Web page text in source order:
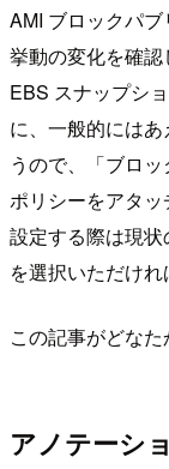
AMI ブロックパ
挙動の変化を確認
EBS スナップシ
に、一般的には
うので、「ブロ
ポリシーをアタッ
設定する際は現
を選択いただけれ
この記事がどなた
アノテーシ